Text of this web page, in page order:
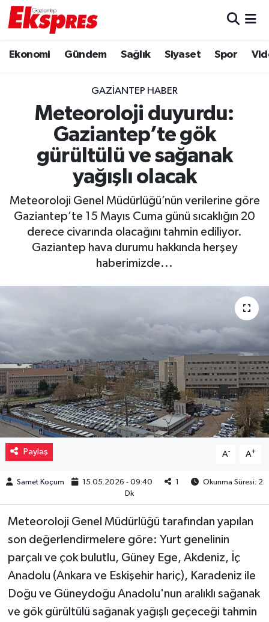
Ekonomi Gündem Sağlık Siyaset Spor
GAZIANTEP HABER
Meteoroloji duyurdu:
Gaziantep’te gök
gürültülü ve sağanak
yağışlı olacak
Meteoroloji Genel Müdürlüğü’nün verilerine göre
Gaziantep’te 15 Mayıs Cuma günü sıcaklığın 20
derece civarında olacağını tahmin ediliyor.
Gaziantep hava durumu hakkında herşey
haberimizde...
Paylaş A- A+
Samet Koçum 15.05.2026 - 09:40 1
Okunma Süresi: 2
Dk
Meteoroloji Genel Müdürlüğü tarafından yapılan
son değerlendirmelere göre: Yurt genelinin
parçalı ve çok bulutlu, Güney Ege, Akdeniz, İç
Anadolu (Ankara ve Eskişehir hariç), Karadeniz ile
Doğu ve Güneydoğu Anadolu'nun aralıklı sağanak
ve gök gürültülü sağanak yağışlı geçeceği tahmin
Ekonomi
Gaziantep son dakika
Genel
Gündem
Haberler
Kültür Sanat
Resmi İlanlar
Sağlık
Sinemalar
Siyaset
Teknoloji
Türkiye
Video Haber
Yaşam
Trafik Durumu
Puan Durumu ve Fikstür
Tüm Manşetler
Son Dakika Haberleri
Haber Arşivi